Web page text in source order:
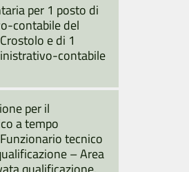
per 1 posto di
contabile del
e di 1
contabile
per il
a tempo
tecnico
– Area
qualificazione,